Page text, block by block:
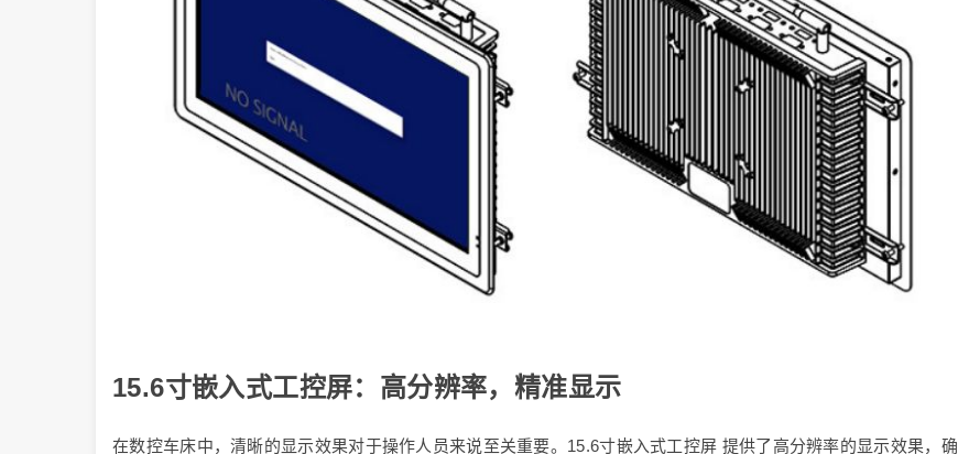
15.6寸嵌入式工控屏：高分辨率，精准显示
在数控车床中，清晰的显示效果对于操作人员来说至关重要。15.6寸嵌入式工控屏 提供了高分辨率的显示效果，确